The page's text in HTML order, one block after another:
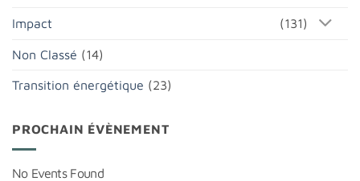
Impact (131)
Non Classé (14)
Transition énergétique (23)
PROCHAIN ÉVÈNEMENT
No Events Found